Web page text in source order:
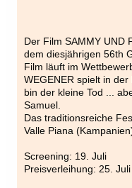
Der Film SAMMY UND
dem diesjährigen 56th
Film läuft im
WEGENER spielt in
bin der kleine Tod ...
Samuel.
Das traditionsreiche
Valle Piana
Screening: 19. Juli
Preisverleihung: 25. Juli